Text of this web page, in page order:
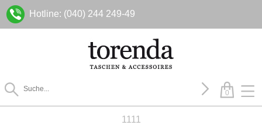
Hotline: (040) 244 249-49
0
1111